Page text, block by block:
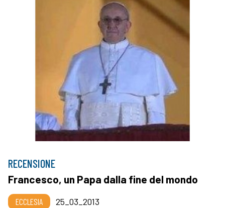
RECENSIONE
Francesco, un Papa dalla fine del mondo
ECCLESIA
25_03_2013